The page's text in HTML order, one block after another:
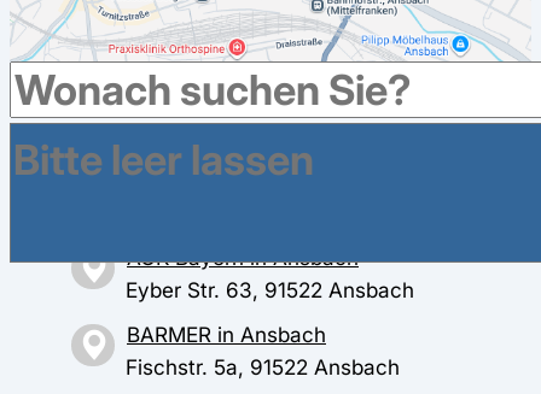
Weitere Krankenkassen haben Geschäftsstellen im
Umkreis in Ansbach
AOK Bayern in Ansbach
Eyber Str. 63, 91522 Ansbach
BARMER in Ansbach
Fischstr. 5a, 91522 Ansbach